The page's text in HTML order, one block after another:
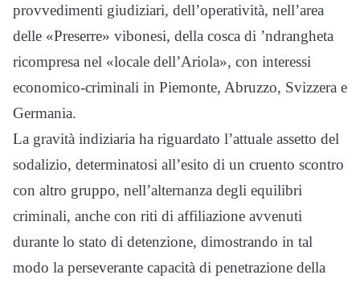
provvedimenti giudiziari, dell’operatività, nell’area
delle «Preserre» vibonesi, della cosca di ’ndrangheta
ricompresa nel «locale dell’Ariola», con interessi
economico-criminali in Piemonte, Abruzzo, Svizzera e
Germania.
La gravità indiziaria ha riguardato l’attuale assetto del
sodalizio, determinatosi all’esito di un cruento scontro
con altro gruppo, nell’alternanza degli equilibri
criminali, anche con riti di affiliazione avvenuti
durante lo stato di detenzione, dimostrando in tal
modo la perseverante capacità di penetrazione della